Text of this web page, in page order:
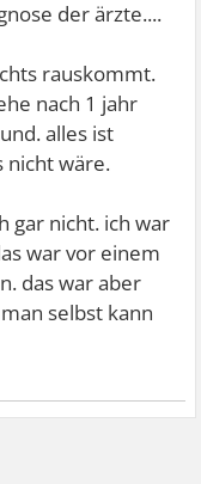
der ärzte....
rauskommt.
nach 1 jahr
alles ist
nicht wäre.
gar nicht. ich war
war vor einem
das war aber
selbst kann